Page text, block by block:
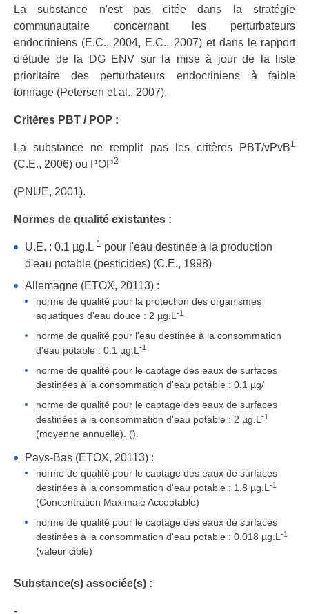
La substance n'est pas citée dans la stratégie
communautaire concernant les perturbateurs
endocriniens (E.C., 2004, E.C., 2007) et dans le rapport
d'étude de la DG ENV sur la mise à jour de la liste
prioritaire des perturbateurs endocriniens à faible
tonnage (Petersen et al., 2007).
Critères PBT / POP :
La substance ne remplit pas les critères PBT/vPvB1
(C.E., 2006) ou POP2
(PNUE, 2001).
Normes de qualité existantes :
U.E. : 0.1 µg.L-1 pour l'eau destinée à la production
d'eau potable (pesticides) (C.E., 1998)
Allemagne (ETOX, 20113) :
norme de qualité pour la protection des organismes
aquatiques d'eau douce : 2 µg.L-1
norme de qualité pour l'eau destinée à la consommation
d'eau potable : 0.1 µg.L-1
norme de qualité pour le captage des eaux de surfaces
destinées à la consommation d'eau potable : 0.1 µg/
norme de qualité pour le captage des eaux de surfaces
destinées à la consommation d'eau potable : 2 µg.L-1
(moyenne annuelle). ().
Pays-Bas (ETOX, 20113) :
norme de qualité pour le captage des eaux de surfaces
destinées à la consommation d'eau potable : 1.8 µg.L-1
(Concentration Maximale Acceptable)
norme de qualité pour le captage des eaux de surfaces
destinées à la consommation d'eau potable : 0.018 µg.L-1
(valeur cible)
Substance(s) associée(s) :
-